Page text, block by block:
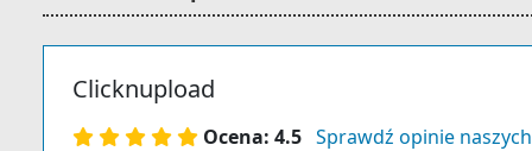
Clicknupload
Ocena: 4.5 Sprawdź opinie naszych